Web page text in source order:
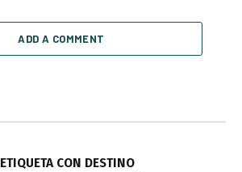
ADD A COMMENT
ETIQUETA CON DESTINO